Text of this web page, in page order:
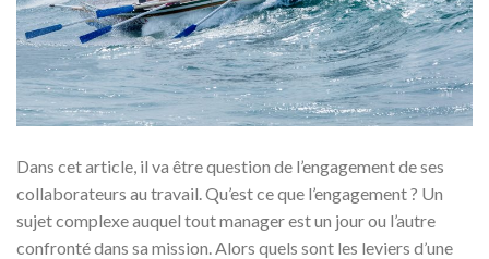
Dans cet article, il va être question de l’engagement de ses
collaborateurs au travail. Qu’est ce que l’engagement ? Un
sujet complexe auquel tout manager est un jour ou l’autre
confronté dans sa mission. Alors quels sont les leviers d’une